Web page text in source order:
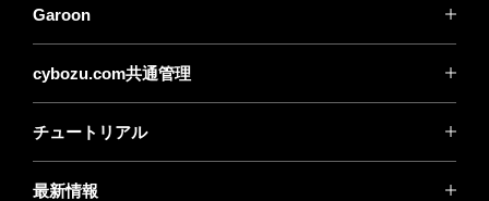
Garoon
cybozu.com共通管理
チュートリアル
最新情報